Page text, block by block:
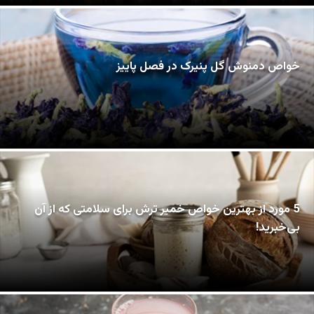
خواص دمنوش گل پنیرک در فصل پاییز
5 مورد از بهترین خواص خمیر ترش برای سلامتی که از آن
بی‌خبرید!